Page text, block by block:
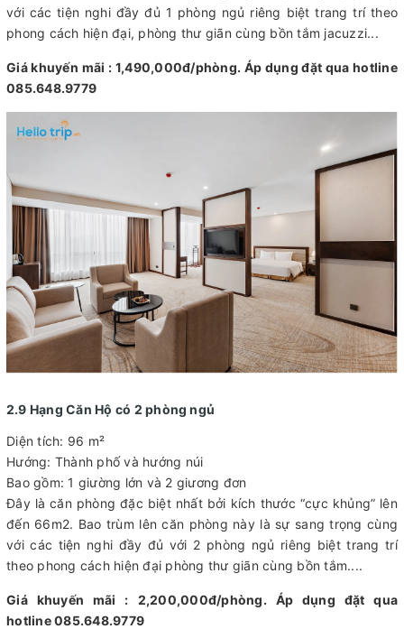
với các tiện nghi đầy đủ 1 phòng ngủ riêng biệt trang trí theo
phong cách hiện đại, phòng thư giãn cùng bồn tắm jacuzzi...
Giá khuyến mãi : 1,490,000đ/phòng. Áp dụng đặt qua hotline
085.648.9779
2.9 Hạng Căn Hộ có 2 phòng ngủ
Diện tích: 96 m²
Hướng: Thành phố và hướng núi
Bao gồm: 1 giường lớn và 2 giương đơn
Đây là căn phòng đặc biệt nhất bởi kích thước “cực khủng” lên
đến 66m2. Bao trùm lên căn phòng này là sự sang trọng cùng
với các tiện nghi đầy đủ với 2 phòng ngủ riêng biệt trang trí
theo phong cách hiện đại phòng thư giãn cùng bồn tắm....
Giá khuyến mãi : 2,200,000đ/phòng. Áp dụng đặt qua
hotline 085.648.9779